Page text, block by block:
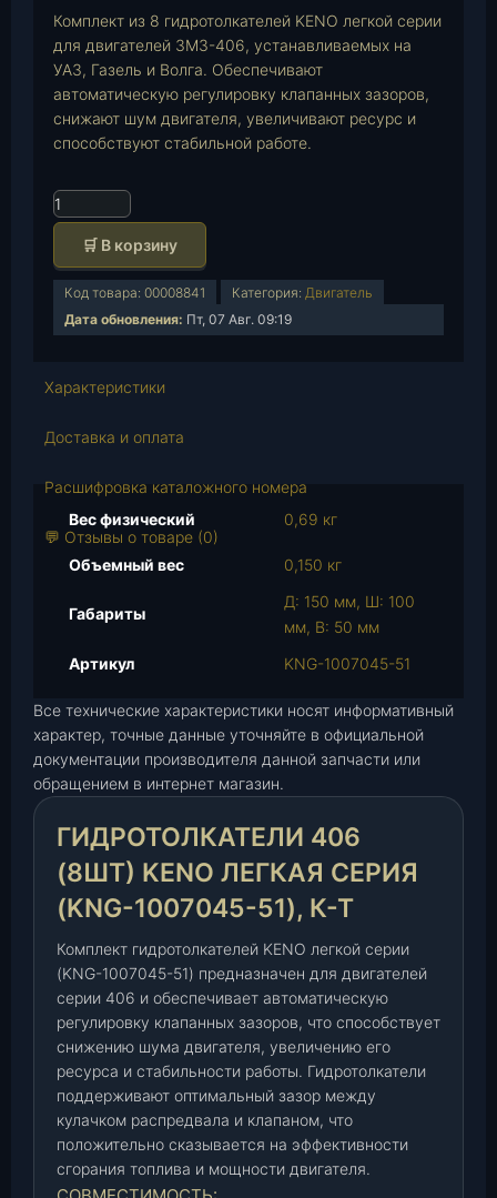
Комплект из 8 гидротолкателей KENO легкой серии
для двигателей ЗМЗ-406, устанавливаемых на
УАЗ, Газель и Волга. Обеспечивают
автоматическую регулировку клапанных зазоров,
снижают шум двигателя, увеличивают ресурс и
способствуют стабильной работе.
К
о
и
т
о
о
а
о
т
о
л
т
л
и
4
0
6
(
8
ш
т
)
K
🛒 В корзину
Код товара: 00008841 Категория: Двигатель
Дата обновления: Пт, 07 Авг. 09:19
Характеристики
Доставка и оплата
Расшифровка каталожного номера
💬 Отзывы о товаре (0)
Вес физический 0,69 кг
Объемный вес 0,150 кг
Габариты
Д: 150 мм, Ш: 100
мм, В: 50 мм
Артикул
KNG-1007045-51
Все технические характеристики носят информативный
характер, точные данные уточняйте в официальной
документации производителя данной запчасти или
обращением в интернет магазин.
ГИДРОТОЛКАТЕЛИ 406
(8ШТ) KENO ЛЕГКАЯ СЕРИЯ
(KNG-1007045-51), К-Т
Комплект гидротолкателей KENO легкой серии
(KNG-1007045-51) предназначен для двигателей
серии 406 и обеспечивает автоматическую
регулировку клапанных зазоров, что способствует
снижению шума двигателя, увеличению его
ресурса и стабильности работы. Гидротолкатели
поддерживают оптимальный зазор между
кулачком распредвала и клапаном, что
положительно сказывается на эффективности
сгорания топлива и мощности двигателя.